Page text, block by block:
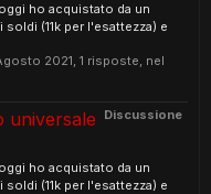
oggi ho acquistato da un
(11k per l'esattezza) e
2021, 1 risposte, nel
Discussione
universale
oggi ho acquistato da un
(11k per l'esattezza) e